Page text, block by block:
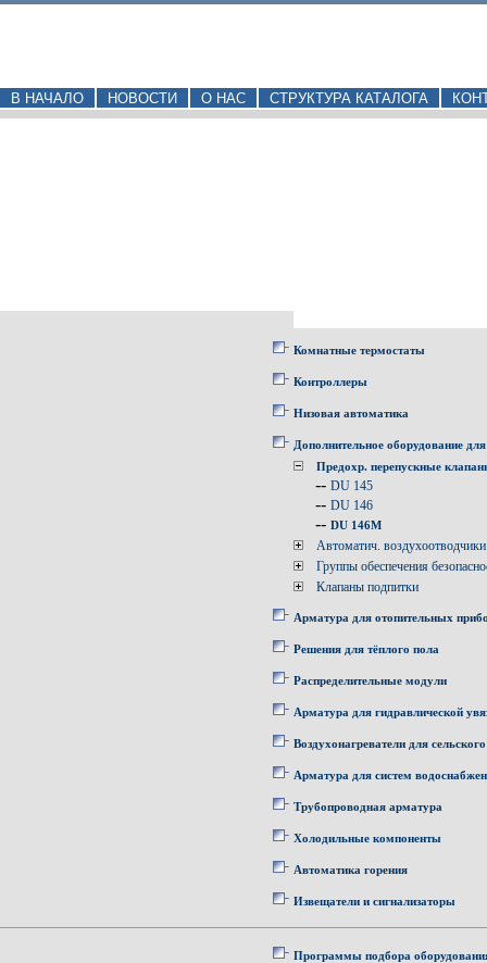
В НАЧАЛО НОВОСТИ О НАС СТРУКТУРА КАТАЛОГА
Комнатные термостаты
Контроллеры
Низовая автоматика
Дополнительное оборудование
Предохр. перепускные
-- DU 145
-- DU 146
-- DU 146M
Автоматич. воздухоотводчики
Группы обеспечения
Клапаны подпитки
Арматура для отопительных
Решения для тёплого пола
Распределительные модули
Арматура для гидравлической
Воздухонагреватели для
Арматура для систем
Трубопроводная арматура
Холодильные компоненты
Автоматика горения
Извещатели и сигнализаторы
Программы подбора